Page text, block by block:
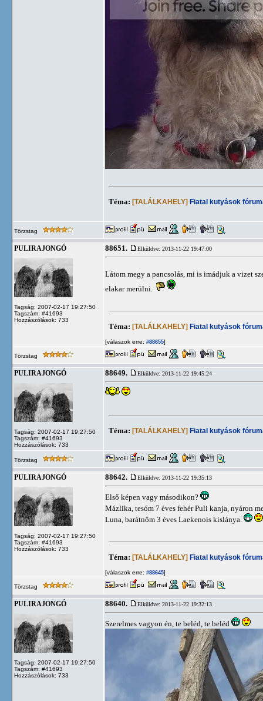
Téma: [TALÁLKAHELY] Fiatal kutyások
Törzstag
PULIRAJONGÓ
Tagság: 2007-02-17 19:27:50
Tagszám: #41693
Hozzászólások: 733
88651. Elküldve: 2013-11-22 19:47:00
Látom megy a pancsolás, mi is imádjuk a vizet
elakar merülni.
Téma: [TALÁLKAHELY] Fiatal kutyások
[válaszok erre: #88655]
Törzstag
PULIRAJONGÓ
Tagság: 2007-02-17 19:27:50
Tagszám: #41693
Hozzászólások: 733
88649. Elküldve: 2013-11-22 19:45:24
Téma: [TALÁLKAHELY] Fiatal kutyások
Törzstag
PULIRAJONGÓ
Tagság: 2007-02-17 19:27:50
Tagszám: #41693
Hozzászólások: 733
88642. Elküldve: 2013-11-22 19:35:13
Első képen vagy másodikon?
Mázlika, tesóm 7 éves fehér Puli kanja, nyáron
Luna, barátnőm 3 éves Laekenois kislánya.
Téma: [TALÁLKAHELY] Fiatal kutyások
[válaszok erre: #88645]
Törzstag
PULIRAJONGÓ
Tagság: 2007-02-17 19:27:50
Tagszám: #41693
Hozzászólások: 733
88640. Elküldve: 2013-11-22 19:32:13
Szerelmes vagyon én, te beléd, te beléd